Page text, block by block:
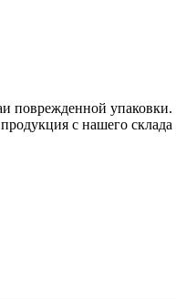
поврежденной
с нашего